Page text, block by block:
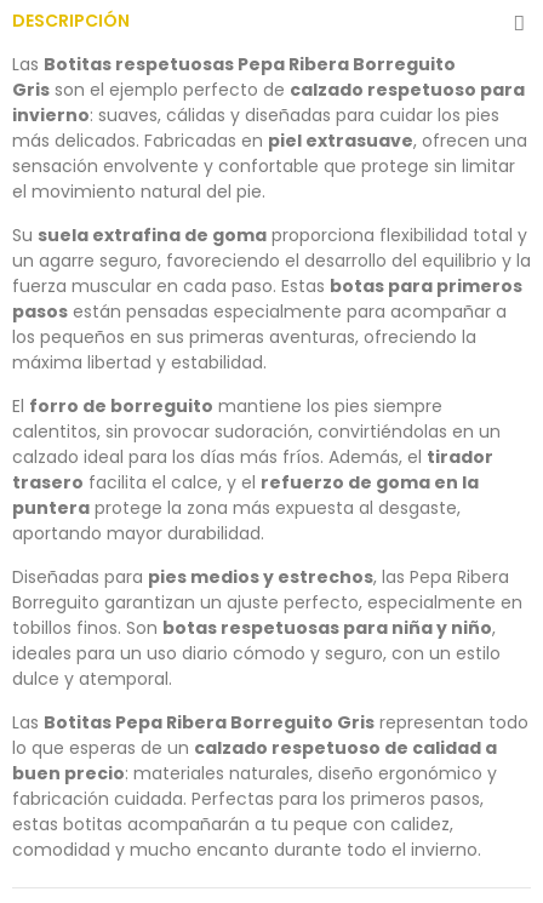
DESCRIPCIÓN
Las Botitas respetuosas Pepa Ribera Borreguito
Gris son el ejemplo perfecto de calzado respetuoso para
invierno: suaves, cálidas y diseñadas para cuidar los pies
más delicados. Fabricadas en piel extrasuave, ofrecen una
sensación envolvente y confortable que protege sin limitar
el movimiento natural del pie.
Su suela extrafina de goma proporciona flexibilidad total y
un agarre seguro, favoreciendo el desarrollo del equilibrio y la
fuerza muscular en cada paso. Estas botas para primeros
pasos están pensadas especialmente para acompañar a
los pequeños en sus primeras aventuras, ofreciendo la
máxima libertad y estabilidad.
El forro de borreguito mantiene los pies siempre
calentitos, sin provocar sudoración, convirtiéndolas en un
calzado ideal para los días más fríos. Además, el tirador
trasero facilita el calce, y el refuerzo de goma en la
puntera protege la zona más expuesta al desgaste,
aportando mayor durabilidad.
Diseñadas para pies medios y estrechos, las Pepa Ribera
Borreguito garantizan un ajuste perfecto, especialmente en
tobillos finos. Son botas respetuosas para niña y niño,
ideales para un uso diario cómodo y seguro, con un estilo
dulce y atemporal.
Las Botitas Pepa Ribera Borreguito Gris representan todo
lo que esperas de un calzado respetuoso de calidad a
buen precio: materiales naturales, diseño ergonómico y
fabricación cuidada. Perfectas para los primeros pasos,
estas botitas acompañarán a tu peque con calidez,
comodidad y mucho encanto durante todo el invierno.